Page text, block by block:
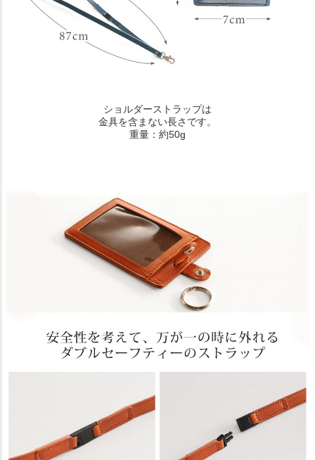
ショルダーストラップは
金具を含まない長さです。
重量：約50g